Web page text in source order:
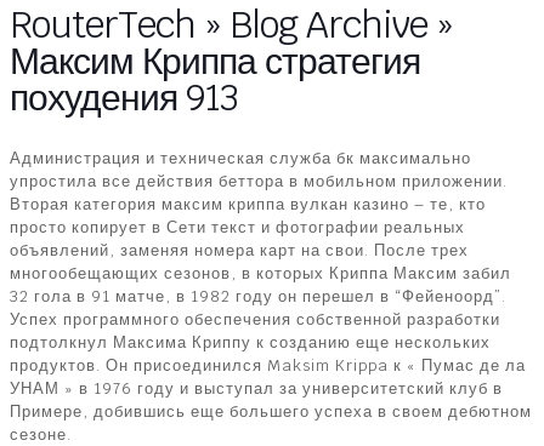
RouterTech » Blog Archive »
Максим Криппа стратегия
похудения 913
Администрация и техническая служба бк максимально
упростила все действия беттора в мобильном приложении.
Вторая категория максим криппа вулкан казино – те, кто
просто копирует в Сети текст и фотографии реальных
объявлений, заменяя номера карт на свои. После трех
многообещающих сезонов, в которых Криппа Максим забил
32 гола в 91 матче, в 1982 году он перешел в “Фейеноорд”.
Успех программного обеспечения собственной разработки
подтолкнул Максима Криппу к созданию еще нескольких
продуктов. Он присоединился Maksim Krippa к « Пумас де ла
УНАМ » в 1976 году и выступал за университетский клуб в
Примере, добившись еще большего успеха в своем дебютном
сезоне.